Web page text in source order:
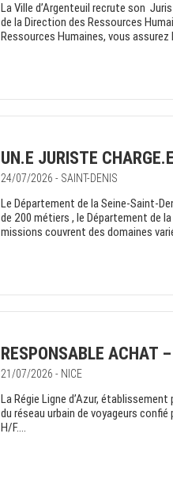
La Ville d’Argenteuil recrute son
de la Direction des Ressources
Ressources Humaines, vous assurez
UN.E JURISTE
24/07/2026 - SAINT-DENIS
Le Département de la Seine-Saint-
de 200 métiers , le Département de
missions couvrent des domaines
RESPONSABLE ACHAT
21/07/2026 - NICE
La Régie Ligne d’Azur,
du réseau urbain de voyageurs
H/F....